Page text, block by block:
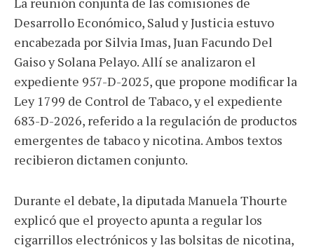
Desarrollo Económico, Salud y Justicia estuvo
encabezada por Silvia Imas, Juan Facundo Del
Gaiso y Solana Pelayo. Allí se analizaron el
expediente 957-D-2025, que propone modificar la
Ley 1799 de Control de Tabaco, y el expediente
683-D-2026, referido a la regulación de productos
emergentes de tabaco y nicotina. Ambos textos
recibieron dictamen conjunto.
Durante el debate, la diputada Manuela Thourte
explicó que el proyecto apunta a regular los
cigarrillos electrónicos y las bolsitas de nicotina,